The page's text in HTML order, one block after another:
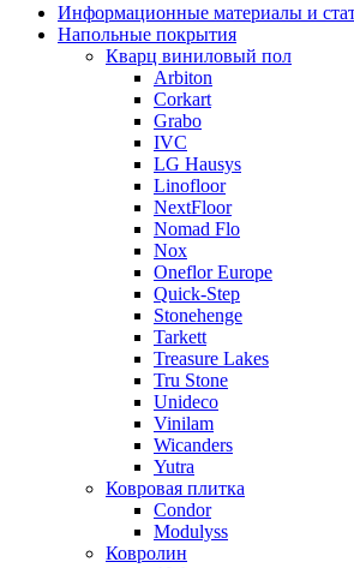
Информационные материалы и
Напольные покрытия
Кварц виниловый пол
Arbiton
Corkart
Grabo
IVC
LG Hausys
Linofloor
NextFloor
Nomad Flo
Nox
Oneflor Europe
Quick-Step
Stonehenge
Tarkett
Treasure Lakes
Tru Stone
Unideco
Vinilam
Wicanders
Yutra
Ковровая плитка
Condor
Modulyss
Ковролин